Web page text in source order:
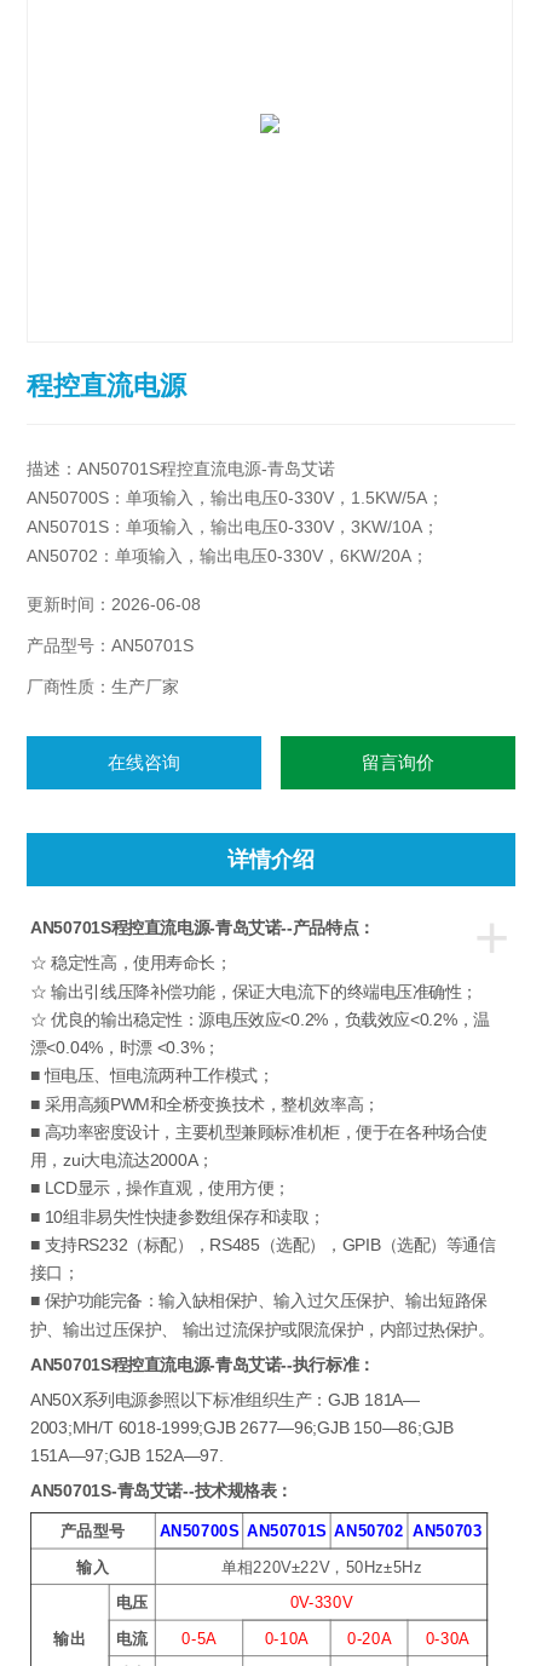
程控直流电源
描述：AN50701S程控直流电源-青岛艾诺
AN50700S：单项输入，输出电压0-330V，1.5KW/5A；
AN50701S：单项输入，输出电压0-330V，3KW/10A；
AN50702：单项输入，输出电压0-330V，6KW/20A；
<0.2%，温漂<0.04%，时漂 <0.3%；
更新时间：2026-06-08
产品型号：AN50701S
厂商性质：生产厂家
在线咨询 留言询价
详情介绍
+
AN50701S程控直流电源-青岛艾诺--产品特点：
☆ 稳定性高，使用寿命长；
☆ 输出引线压降补偿功能，保证大电流下的终端电压准确性；
☆ 优良的输出稳定性：源电压效应<0.2%，负载效应<0.2%，温
漂<0.04%，时漂 <0.3%；
■ 恒电压、恒电流两种工作模式；
■ 采用高频PWM和全桥变换技术，整机效率高；
■ 高功率密度设计，主要机型兼顾标准机柜，便于在各种场合使
用，zui大电流达2000A；
■ LCD显示，操作直观，使用方便；
■ 10组非易失性快捷参数组保存和读取；
■ 支持RS232（标配），RS485（选配），GPIB（选配）等通信
接口；
■ 保护功能完备：输入缺相保护、输入过欠压保护、输出短路保
护、输出过压保护、 输出过流保护或限流保护，内部过热保护。
AN50701S程控直流电源-青岛艾诺--执行标准：
AN50X系列电源参照以下标准组织生产：GJB 181A—
2003;MH/T 6018-1999;GJB 2677—96;GJB 150—86;GJB
151A—97;GJB 152A—97.
AN50701S-青岛艾诺--技术规格表：
产品型号 AN50700S AN50701S AN50702 AN50703
输入
单相220V±22V，50Hz±5Hz
输出
电压
0V-330V
电流
0-5A 0-10A 0-20A
0-30A